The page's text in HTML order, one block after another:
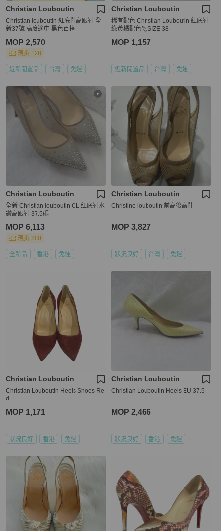
Christian Louboutin
Christian louboutin 紅底鞋高跟鞋 全
新37號 高度適中 黑色百搭
MOP 2,570
現折 128
近新閒置品 台灣 免運
Christian Louboutin
稀有配色 Christian Louboutin 紅底鞋
綠黃橘配色🏷️SIZE 38
MOP 1,157
近新閒置品 台灣 免運
Christian Louboutin
全新 Christian louboutin CL 红底鞋水
鑽高跟鞋 37.5碼
MOP 6,113
現折 200
全新品 香港 免運
Christian Louboutin
Christine louboutin 前高後高鞋
MOP 3,827
狀況良好 台灣 免運
Christian Louboutin
Christian Louboutin Heels Shoes Re
d
MOP 1,171
狀況良好 香港 免運
Christian Louboutin
Christian Louboutin Heels EU 37.5
MOP 2,466
狀況良好 香港 免運